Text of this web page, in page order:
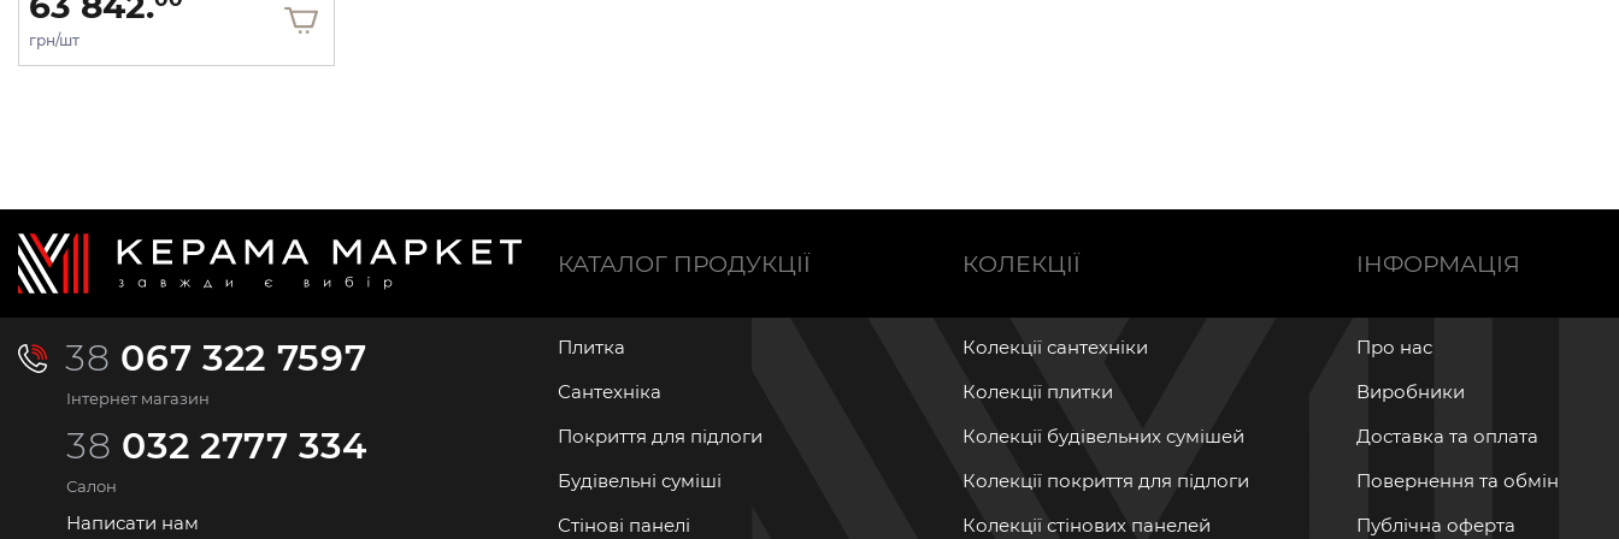
грн/шт
38 067 322 7597
Інтернет магазин
38 032 2777 334
Салон
Написати нам
КАТАЛОГ ПРОДУКЦІЇ
Плитка
Сантехніка
Покриття для підлоги
Будівельні суміші
Стінові панелі
КОЛЕКЦІЇ
Колекції сантехніки
Колекції плитки
Колекції будівельних сумішей
Колекції покриття для підлоги
Колекції стінових панелей
ІНФОРМАЦІЯ
Про нас
Виробники
Доставка та оплата
Повернення та обмін
Публічна оферта